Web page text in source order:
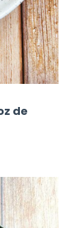
de